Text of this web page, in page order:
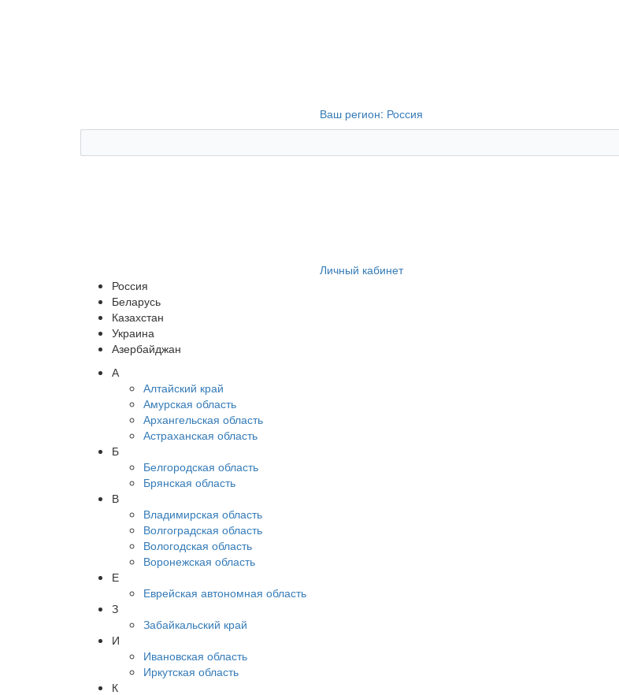
Ваш регион: Россия
Личный кабинет
Россия
Беларусь
Казахстан
Украина
Азербайджан
А
Алтайский край
Амурская область
Архангельская область
Астраханская область
Б
Белгородская область
Брянская область
В
Владимирская область
Волгоградская область
Вологодская область
Воронежская область
Е
Еврейская автономная область
З
Забайкальский край
И
Ивановская область
Иркутская область
К